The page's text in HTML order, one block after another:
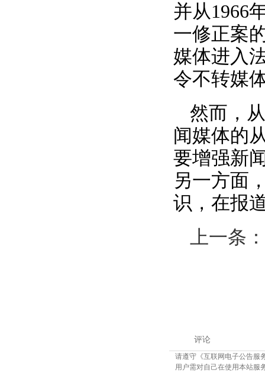
并从1966
一修正案
媒体进入
令不转媒
然而，
闻媒体的
要增强新
另一方面
识，在报
上一条：
评论
请遵守《互联网电子公告服
用户需对自己在使用本站服